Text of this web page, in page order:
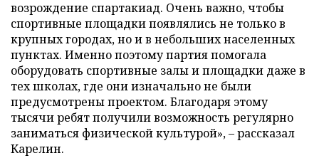
возрождение спартакиад. Очень важно, чтобы
спортивные площадки появлялись не только в
крупных городах, но и в небольших населенных
пунктах. Именно поэтому партия помогала
оборудовать спортивные залы и площадки даже в
тех школах, где они изначально не были
предусмотрены проектом. Благодаря этому
тысячи ребят получили возможность регулярно
заниматься физической культурой», – рассказал
Карелин.